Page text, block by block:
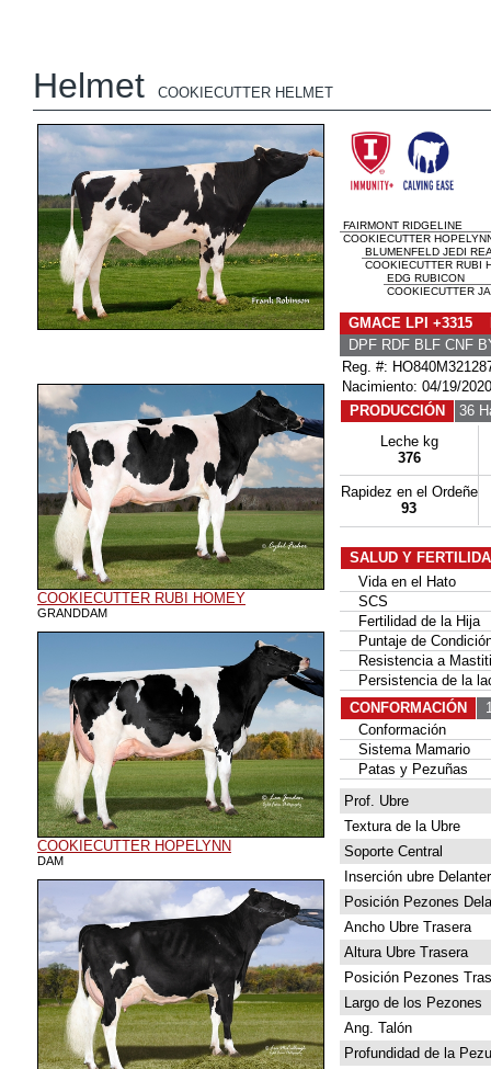
Helmet COOKIECUTTER HELMET
COOKIECUTTER RUBI HOMEY
GRANDDAM
COOKIECUTTER HOPELYNN
DAM
FAIRMONT RIDGELINE
COOKIECUTTER
BLUMENFELD JEDI
COOKIECUTTER RUBI
EDG RUBICON
COOKIECUTTER
GMACE LPI +3315
DPF RDF BLF CNF
Reg. #:
Nacimiento: 04/19/2020
PRODUCCIÓN
36
Leche kg
376
Rapidez en el Ordeñe
93
SALUD Y
Vida en el Hato
SCS
Fertilidad de la Hija
Puntaje de
Resistencia a
Persistencia de la
CONFORMACIÓN
Conformación
Sistema Mamario
Patas y Pezuñas
Prof. Ubre
Textura de la Ubre
Soporte Central
Inserción ubre
Posición Pezones
Ancho Ubre Trasera
Altura Ubre Trasera
Posición Pezones
Largo de los Pezones
Ang. Talón
Profundidad de la